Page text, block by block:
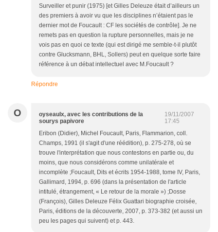
Surveiller et punir (1975) [et Gilles Deleuze était d’ailleurs un
des premiers à avoir vu que les disciplines n’étaient pas le
dernier mot de Foucault : CF les sociétés de contrôle]. Je ne
remets pas en question la rupture personnelles, mais je ne
vois pas en quoi ce texte (qui est dirigé me semble-t-il plutôt
contre Glucksmann, BHL, Sollers) peut en quelque sorte faire
référence à un débat intellectuel avec M.Foucault ?
Répondre
O
oyseaulx, avec les contributions de la
sourys papivore
19/11/2007
17:45
Eribon (Didier), Michel Foucault, Paris, Flammarion, coll.
Champs, 1991 (il s'agit d'une réédition), p. 275-278, où se
trouve l'interprétation que nous contestons en partie ou, du
moins, que nous considérons comme unilatérale et
incomplète ;Foucault, Dits et écrits 1954-1988, tome IV, Paris,
Gallimard, 1994, p. 696 (dans la présentation de l'article
intitulé, étrangement, « Le retour de la morale ») ;Dosse
(François), Gilles Deleuze Félix Guattari biographie croisée,
Paris, éditions de la découverte, 2007, p. 373-382 (et aussi un
peu les pages qui suivent) et p. 443.